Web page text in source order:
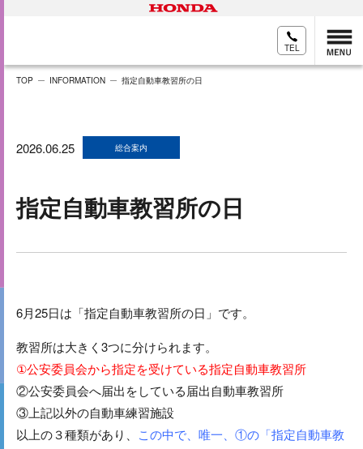
TEL
TOP INFORMATION 指定自動車教習所の日
2026.06.25 総合案内
指定自動車教習所の日
6月25日は「指定自動車教習所の日」です。
教習所は大きく3つに分けられます。
①公安委員会から指定を受けている指定自動車教習所
②公安委員会へ届出をしている届出自動車教習所
③上記以外の自動車練習施設
以上の３種類があり、 この中で、唯一、①の「指定自動車教